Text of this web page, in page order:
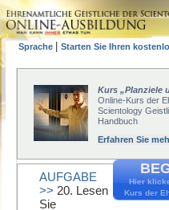
Sprache Starten Sie Ihren
Kurs „Planziele
Online-Kurs der
Scientology
Handbuch
Erfahren Sie
Hier
Kurs der
AUFGABE
>> 20. Lesen
Sie